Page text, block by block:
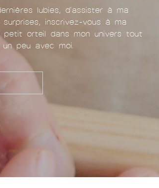
lubies, d'assister à ma
inscrivez-vous à ma
orteil dans mon univers tout
peu avec moi.